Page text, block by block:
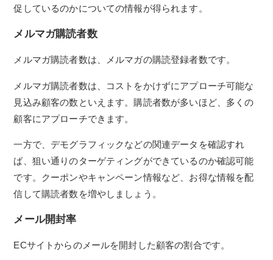
促しているのかについての情報が得られます。
メルマガ購読者数
メルマガ購読者数は、メルマガの購読登録者数です。
メルマガ購読者数は、コストをかけずにアプローチ可能な
見込み顧客の数といえます。購読者数が多いほど、多くの
顧客にアプローチできます。
一方で、デモグラフィックなどの関連データを確認すれ
ば、狙い通りのターゲティングができているのか確認可能
です。クーポンやキャンペーン情報など、お得な情報を配
信して購読者数を増やしましょう。
メール開封率
ECサイトからのメールを開封した顧客の割合です。